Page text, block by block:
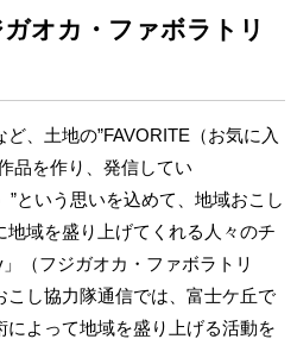
オカ・ファボラトリ
、土地の”FAVORITE（お気に入
品を作り、発信してい
”という思いを込めて、地域おこし
域を盛り上げてくれる人々のチ
（フジガオカ・ファボラトリ
こし協力隊通信では、富士ケ丘で
よって地域を盛り上げる活動を